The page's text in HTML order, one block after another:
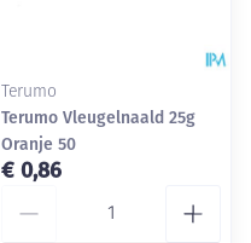
Terumo
Terumo Vleugelnaald 25g
Oranje 50
€ 0,86